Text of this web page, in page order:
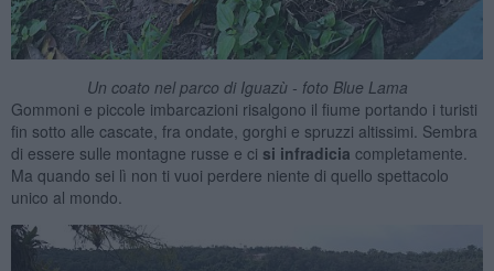
Un coato nel parco di Iguazù - foto Blue Lama
Gommoni e piccole imbarcazioni risalgono il fiume portando i turisti
fin sotto alle cascate, fra ondate, gorghi e spruzzi altissimi. Sembra
di essere sulle montagne russe e ci si infradicia completamente.
Ma quando sei lì non ti vuoi perdere niente di quello spettacolo
unico al mondo.